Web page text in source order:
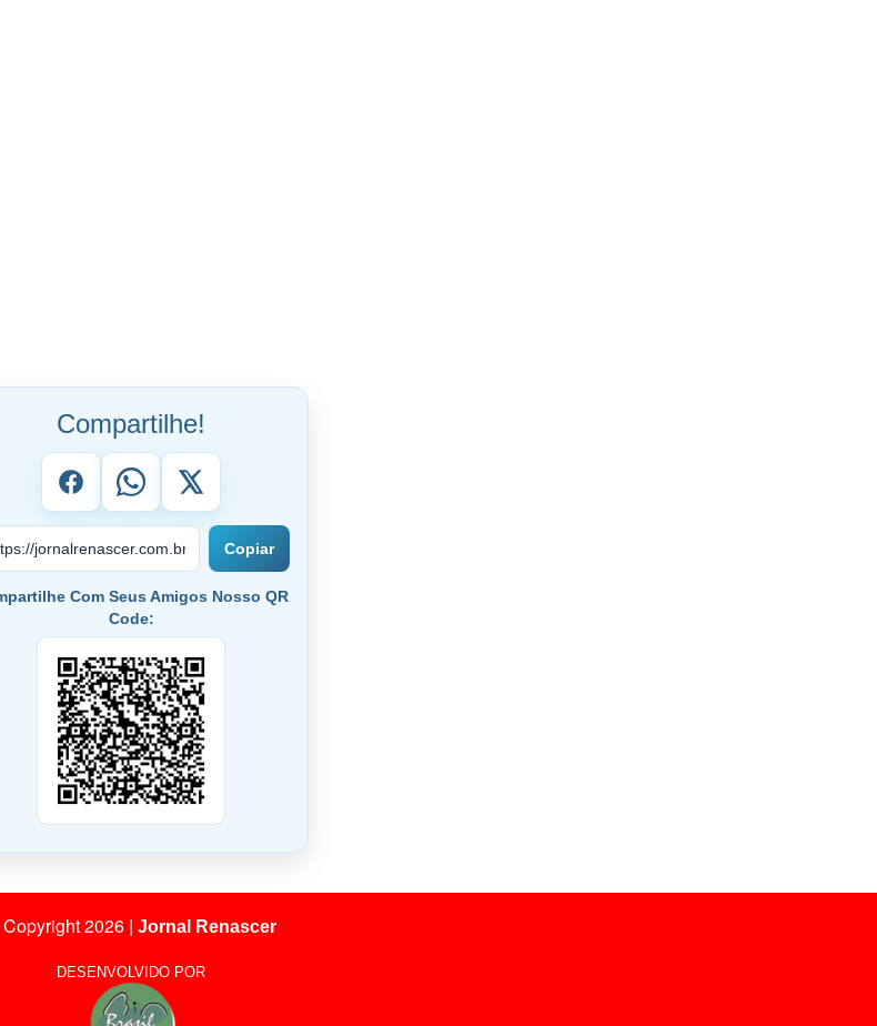
Compartilhe!
Com Seus Amigos Nosso QR
DESENVOLVIDO POR